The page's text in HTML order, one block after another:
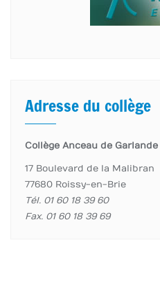
Adresse du collège
Collège Anceau de Garlande
17 Boulevard de la Malibran
77680 Roissy-en-Brie
Tél. 01 60 18 39 60
Fax. 01 60 18 39 69